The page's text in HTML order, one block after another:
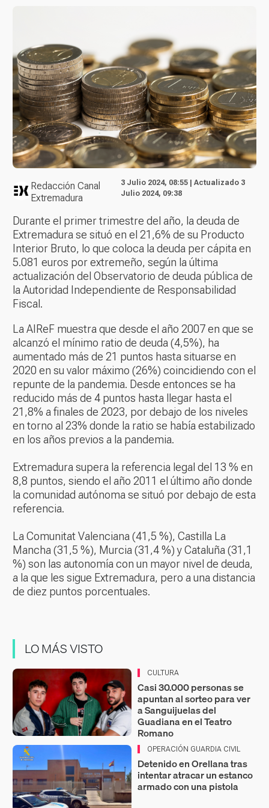
Redacción Canal
Extremadura
3 Julio 2024, 08:55 | Actualizado 3
Julio 2024, 09:38
Durante el primer trimestre del año, la deuda de
Extremadura se situó en el 21,6% de su Producto
Interior Bruto, lo que coloca la deuda per cápita en
5.081 euros por extremeño, según la última
actualización del Observatorio de deuda pública de
la Autoridad Independiente de Responsabilidad
Fiscal.
La AIReF muestra que desde el año 2007 en que se
alcanzó el mínimo ratio de deuda (4,5%), ha
aumentado más de 21 puntos hasta situarse en
2020 en su valor máximo (26%) coincidiendo con el
repunte de la pandemia. Desde entonces se ha
reducido más de 4 puntos hasta llegar hasta el
21,8% a finales de 2023, por debajo de los niveles
en torno al 23% donde la ratio se había estabilizado
en los años previos a la pandemia.
Extremadura supera la referencia legal del 13 % en
8,8 puntos, siendo el año 2011 el último año donde
la comunidad autónoma se situó por debajo de esta
referencia.
La Comunitat Valenciana (41,5 %), Castilla La
Mancha (31,5 %), Murcia (31,4 %) y Cataluña (31,1
%) son las autonomía con un mayor nivel de deuda,
a la que les sigue Extremadura, pero a una distancia
de diez puntos porcentuales.
LO MÁS VISTO
CULTURA
Casi 30.000 personas se
apuntan al sorteo para ver
a Sanguijuelas del
Guadiana en el Teatro
Romano
OPERACIÓN GUARDIA CIVIL
Detenido en Orellana tras
intentar atracar un estanco
armado con una pistola